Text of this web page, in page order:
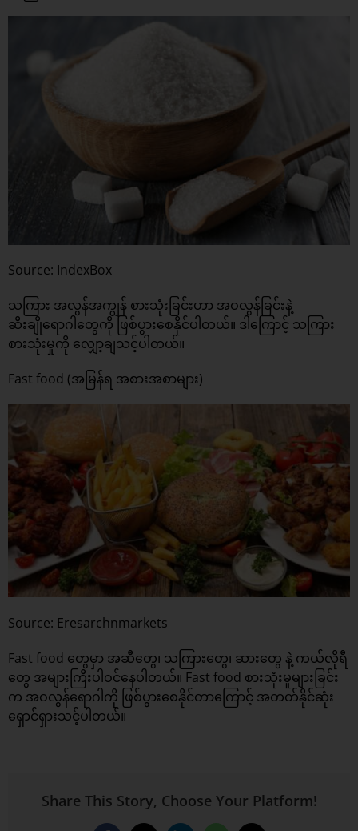
Source: IndexBox
သကြား အလွန်အကျွန် စားသုံးခြင်းဟာ အဝလွန်ခြင်းနဲ့
ဆီးချိုရောဂါတွေကို ဖြစ်ပွားစေနိုင်ပါတယ်။ ဒါကြောင့် သကြား
စားသုံးမှုကို လျှော့ချသင့်ပါတယ်။
Fast food (အမြန်ရ အစားအစာများ)
Source: Eresarchnmarkets
Fast food တွေမှာ အဆီတွေ၊ သကြားတွေ၊ ဆားတွေ နဲ့ ကယ်လိုရီ
တွေ အများကြီးပါဝင်နေပါတယ်။ Fast food စားသုံးမူများခြင်း
က အဝလွန်ရောဂါကို ဖြစ်ပွားစေနိုင်တာကြောင့် အတတ်နိုင်ဆုံး
ရှောင်ရှားသင့်ပါတယ်။
Share This Story, Choose Your Platform!